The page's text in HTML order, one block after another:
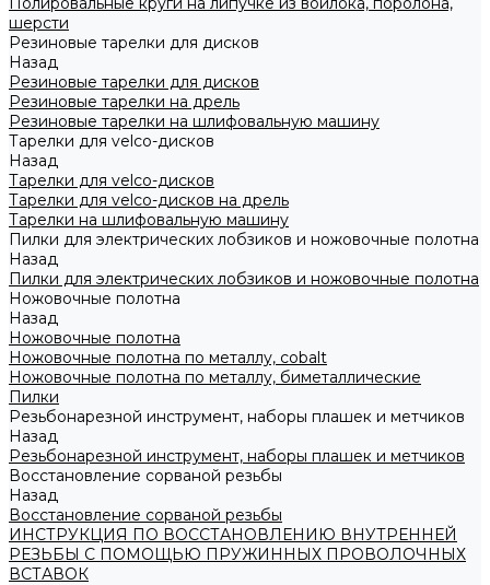
шерсти
Резиновые тарелки для дисков
Назад
Резиновые тарелки для дисков
Резиновые тарелки на дрель
Резиновые тарелки на шлифовальную машину
Тарелки для velco-дисков
Назад
Тарелки для velco-дисков
Тарелки для velco-дисков на дрель
Тарелки на шлифовальную машину
Пилки для электрических лобзиков и ножовочные полотна
Назад
Пилки для электрических лобзиков и ножовочные полотна
Ножовочные полотна
Назад
Ножовочные полотна
Ножовочные полотна по металлу, cobalt
Ножовочные полотна по металлу, биметаллические
Пилки
Резьбонарезной инструмент, наборы плашек и метчиков
Назад
Резьбонарезной инструмент, наборы плашек и метчиков
Восстановление сорваной резьбы
Назад
Восстановление сорваной резьбы
ИНСТРУКЦИЯ ПО ВОССТАНОВЛЕНИЮ ВНУТРЕННЕЙ
РЕЗЬБЫ С ПОМОЩЬЮ ПРУЖИННЫХ ПРОВОЛОЧНЫХ
ВСТАВОК